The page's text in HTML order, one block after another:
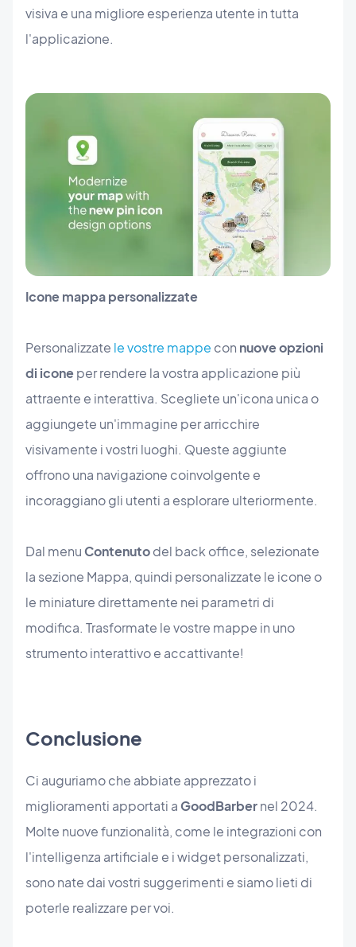
visiva e una migliore esperienza utente in tutta
l'applicazione.
Icone mappa personalizzate
Personalizzate le vostre mappe con nuove opzioni
di iconeper rendere la vostra applicazione più
attraente e interattiva. Scegliete un'icona unica o
aggiungete un'immagine per arricchire
visivamente i vostri luoghi. Queste aggiunte
offrono una navigazione coinvolgente e
incoraggiano gli utenti a esplorare ulteriormente.
Dal menuContenutodel back office, selezionate
la sezione Mappa, quindi personalizzate le icone o
le miniature direttamente nei parametri di
modifica. Trasformate le vostre mappe in uno
strumento interattivo e accattivante!
Conclusione
Ci auguriamo che abbiate apprezzato i
miglioramenti apportati aGoodBarbernel 2024.
Molte nuove funzionalità, come le integrazioni con
l'intelligenza artificiale e i widget personalizzati,
sono nate dai vostri suggerimenti e siamo lieti di
poterle realizzare per voi.